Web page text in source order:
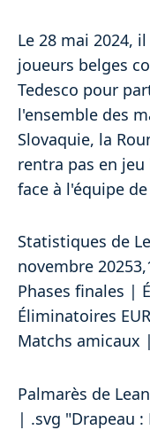
Le 28 mai 2024,
joueurs belges
Tedesco pour
l'ensemble des
Slovaquie, la
rentra pas en
face à l'équipe de
Statistiques de
novembre
Phases finales |
Éliminatoires
Matchs amicaux
Palmarès de
| .svg "Drapeau :